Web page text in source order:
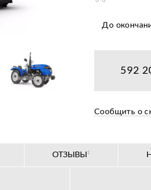
Цена от
До
592
Сообщить о
ОТЗЫВЫ 1